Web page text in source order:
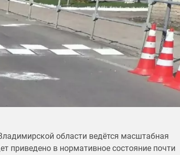
области ведётся масштабная
приведено в нормативное состояние почти